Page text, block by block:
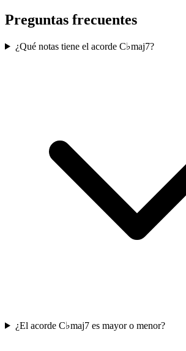
Preguntas frecuentes
¿Qué notas tiene el acorde C♭maj7?
¿El acorde C♭maj7 es mayor o menor?